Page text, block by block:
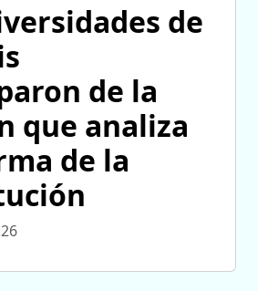
de
de la
que analiza
de la